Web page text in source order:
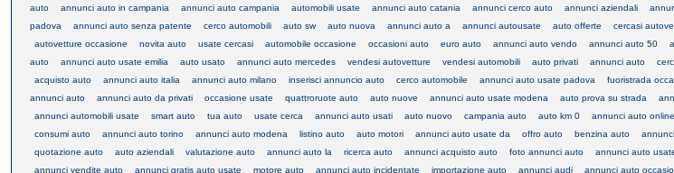
auto
annunci auto in campania annunci auto campania automobili usate annunci auto catania annunci cerco auto annunci aziendali
padova
annunci auto senza patente cerco automobili auto sw auto nuova annunci auto a annunci autousate auto offerte cercasi
autovetture occasione
novita auto usate cercasi automobile occasione occasioni auto euro auto annunci auto vendo annunci auto 50
auto
annunci auto usate emilia auto usato annunci auto mercedes vendesi autovetture vendesi automobili auto privati annunci auto
acquisto auto
annunci auto italia annunci auto milano inserisci annuncio auto cerco automobile annunci auto usate padova fuoristrada
annunci auto
annunci auto da privati occasione usate quattroruote auto auto nuove annunci auto usate modena auto prova su strada
annunci automobili usate
smart auto tua auto usate cerca annunci auto usati auto nuovo campania auto auto km 0 annunci auto online
consumi auto
annunci auto torino annunci auto modena listino auto auto motori annunci auto usate da offro auto benzina auto
quotazione auto
auto aziendali valutazione auto annunci auto la ricerca auto annunci acquisto auto foto annunci auto annunci auto
annunci vendite auto
annunci gratis auto usate motore auto annunci auto incidentate importazione auto annunci audi annunci auto